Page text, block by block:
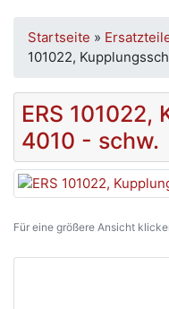
Startseite »
101022,
ERS 101022,
4010 - schw.
Für eine größere Ansicht